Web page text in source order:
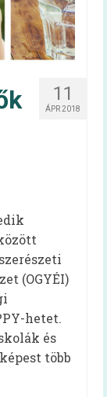
rendeleti
11
ÁPR 2018
(OGYÉI)
hetet.
és
több